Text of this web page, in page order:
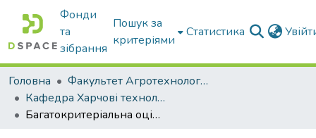
Фонди
та
зібрання
Пошук за
критеріями
Статистика
Головна
Факультет Агротехнологій та екології
Кафедра Харчові технологіі та готельно-ресторанна справа
Багатокритеріальна оцінка технологічної придатності ферментованих рослинних субстратів для використання в м’ясних системах